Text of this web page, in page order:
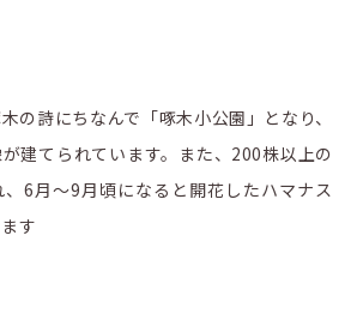
の詩にちなんで「啄木小公園」となり、
建てられています。また、200株以上の
6月〜9月頃になると開花したハマナス
す